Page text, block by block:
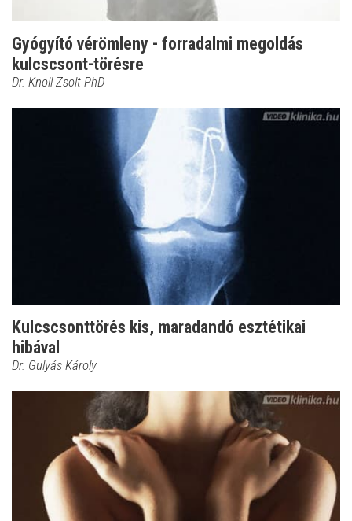
Gyógyító vérömleny - forradalmi megoldás
kulcscsont-törésre
Dr. Knoll Zsolt PhD
Kulcscsonttörés kis, maradandó esztétikai
hibával
Dr. Gulyás Károly